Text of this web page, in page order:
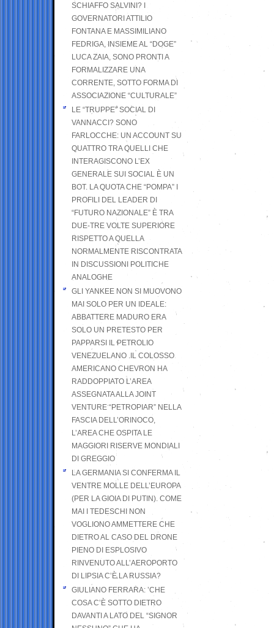
SCHIAFFO SALVINI? I
GOVERNATORI ATTILIO
FONTANA E MASSIMILIANO
FEDRIGA, INSIEME AL “DOGE”
LUCA ZAIA, SONO PRONTI A
FORMALIZZARE UNA
CORRENTE, SOTTO FORMA DI
ASSOCIAZIONE “CULTURALE”
LE “TRUPPE” SOCIAL DI
VANNACCI? SONO
FARLOCCHE: UN ACCOUNT SU
QUATTRO TRA QUELLI CHE
INTERAGISCONO L’EX
GENERALE SUI SOCIAL È UN
BOT. LA QUOTA CHE “POMPA” I
PROFILI DEL LEADER DI
“FUTURO NAZIONALE” È TRA
DUE-TRE VOLTE SUPERIORE
RISPETTO A QUELLA
NORMALMENTE RISCONTRATA
IN DISCUSSIONI POLITICHE
ANALOGHE
GLI YANKEE NON SI MUOVONO
MAI SOLO PER UN IDEALE:
ABBATTERE MADURO ERA
SOLO UN PRETESTO PER
PAPPARSI IL PETROLIO
VENEZUELANO .IL COLOSSO
AMERICANO CHEVRON HA
RADDOPPIATO L’AREA
ASSEGNATA ALLA JOINT
VENTURE “PETROPIAR” NELLA
FASCIA DELL’ORINOCO,
L’AREA CHE OSPITA LE
MAGGIORI RISERVE MONDIALI
DI GREGGIO
LA GERMANIA SI CONFERMA IL
VENTRE MOLLE DELL’EUROPA
(PER LA GIOIA DI PUTIN). COME
MAI I TEDESCHI NON
VOGLIONO AMMETTERE CHE
DIETRO AL CASO DEL DRONE
PIENO DI ESPLOSIVO
RINVENUTO ALL’AEROPORTO
DI LIPSIA C’È LA RUSSIA?
GIULIANO FERRARA: ’CHE
COSA C’È SOTTO DIETRO
DAVANTI A LATO DEL “SIGNOR